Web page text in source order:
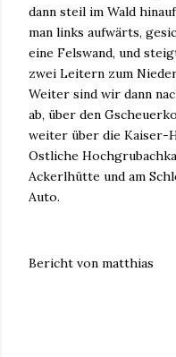
dann steil im Wald
man links aufwärts,
eine Felswand, und
zwei Leitern zum
Weiter sind wir dann
ab, über den
weiter über die Kaiser-
Ostliche
Ackerlhütte und am
Auto.
Bericht von matthias